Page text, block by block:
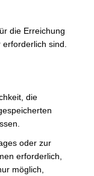
die Erreichung
sind.
die
oder zur
erforderlich,
möglich,